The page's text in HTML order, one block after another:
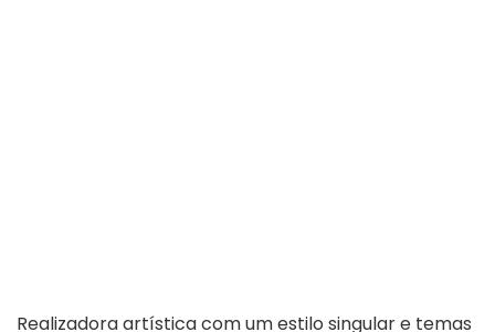
Realizadora artística com um estilo singular e temas